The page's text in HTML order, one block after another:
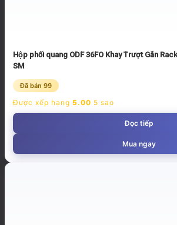
Hộp phối quang ODF 36FO Khay Trượt Gắn
SM
Đã bán 99
Được xếp hạng 5.00 5 sao
Đọc tiếp
Mua ngay